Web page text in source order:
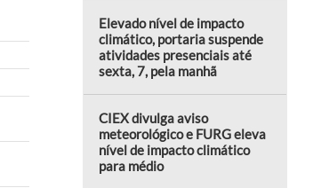
Elevado nível de impacto
climático, portaria suspende
atividades presenciais até
sexta, 7, pela manhã
CIEX divulga aviso
meteorológico e FURG eleva
nível de impacto climático
para médio